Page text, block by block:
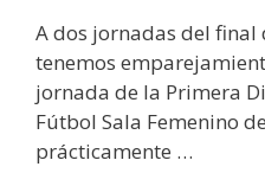
A dos jornadas del final
tenemos
jornada de la Primera
Fútbol Sala Femenino
prácticamente …